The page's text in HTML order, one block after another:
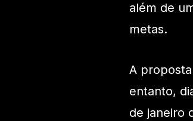
além de
metas.
A
entanto,
de janeiro